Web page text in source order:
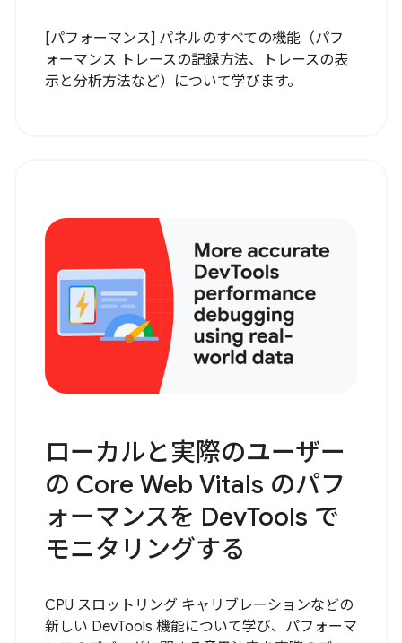
[パフォーマンス] パネルのすべての機能（パフ
ォーマンス トレースの記録方法、トレースの表
示と分析方法など）について学びます。
ローカルと実際のユーザー
の Core Web Vitals のパフ
ォーマンスを DevTools で
モニタリングする
CPU スロットリング キャリブレーションなどの
新しい DevTools 機能について学び、パフォーマ